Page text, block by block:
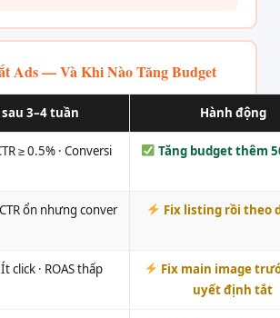
Ads — Và Khi Nào Tăng Budget
3–4 tuần Hành động
≥ 0.5% · Conversi
Tăng budget thêm
CTR ổn nhưng conver
Fix listing rồi theo
click · ROAS thấp
Fix main image
uyết định tắt